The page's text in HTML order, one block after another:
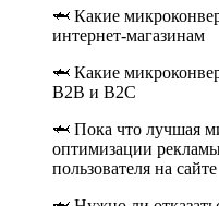
🦈 Какие
интернет-магазинам
🦈 Какие
B2B и B2C
🦈 Пока что лучшая
оптимизации
пользователя на сайте